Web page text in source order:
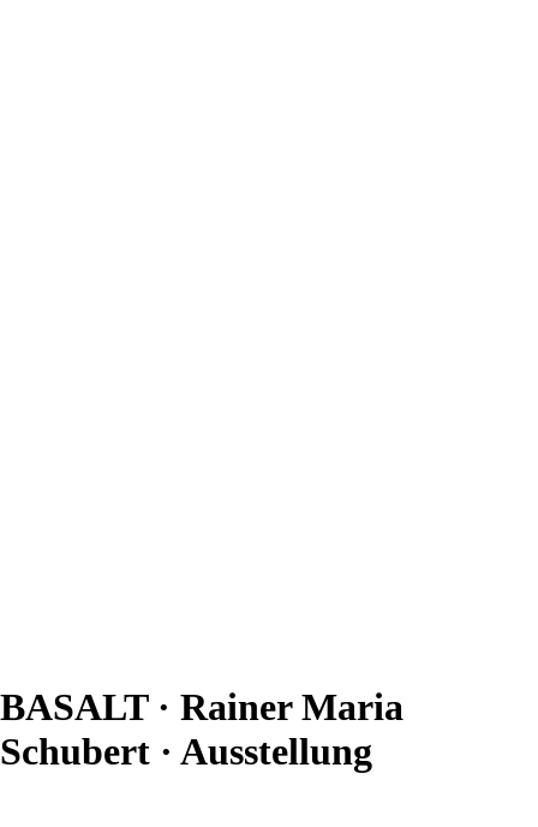
BASALT · Rainer Maria
Schubert · Ausstellung